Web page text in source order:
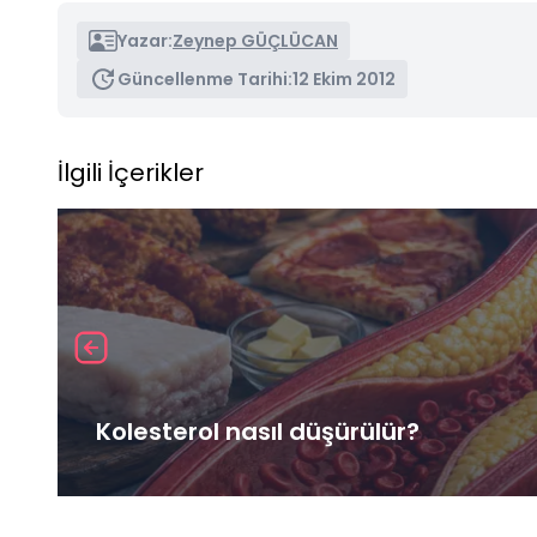
Yazar:Zeynep GÜÇLÜCAN
Güncellenme Tarihi:12 Ekim 2012
İlgili İçerikler
Kolesterol nasıl düşürülür?